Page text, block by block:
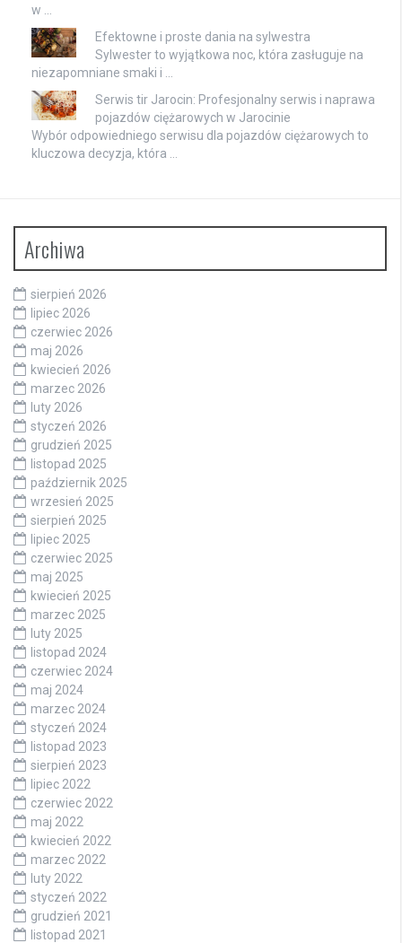
w …
Efektowne i proste dania na sylwestra
Sylwester to wyjątkowa noc, która zasługuje na
niezapomniane smaki i …
Serwis tir Jarocin: Profesjonalny serwis i naprawa
pojazdów ciężarowych w Jarocinie
Wybór odpowiedniego serwisu dla pojazdów ciężarowych to
kluczowa decyzja, która …
Archiwa
sierpień 2026
lipiec 2026
czerwiec 2026
maj 2026
kwiecień 2026
marzec 2026
luty 2026
styczeń 2026
grudzień 2025
listopad 2025
październik 2025
wrzesień 2025
sierpień 2025
lipiec 2025
czerwiec 2025
maj 2025
kwiecień 2025
marzec 2025
luty 2025
listopad 2024
czerwiec 2024
maj 2024
marzec 2024
styczeń 2024
listopad 2023
sierpień 2023
lipiec 2022
czerwiec 2022
maj 2022
kwiecień 2022
marzec 2022
luty 2022
styczeń 2022
grudzień 2021
listopad 2021